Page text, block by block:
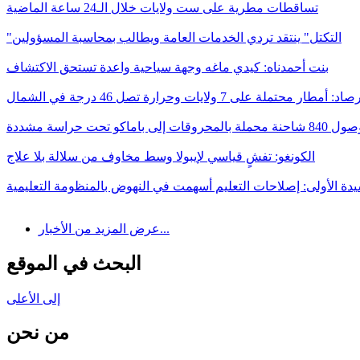
تساقطات مطرية على ست ولايات خلال الـ24 ساعة الماضية
"التكتل" ينتقد تردي الخدمات العامة ويطالب بمحاسبة المسؤولين
بنت أحمدناه: كيدي ماغه وجهة سياحية واعدة تستحق الاكتشاف
أمطار محتملة على 7 ولايات وحرارة تصل 46 درجة في الشمال
باماكو تحت حراسة مشددة
الكونغو: تفشٍ قياسي لإيبولا وسط مخاوف من سلالة بلا علاج
الأولى: إصلاحات التعليم أسهمت في النهوض بالمنظومة التعليمية
عرض المزيد من الأخبار...
البحث في الموقع
إلى الأعلى
من نحن